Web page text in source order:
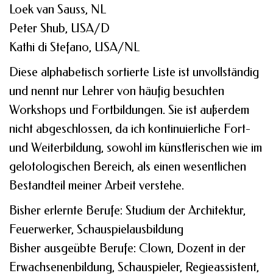
Loek van Sauss, NL
Peter Shub, USA/D
Kathi di Stefano, USA/NL
Diese alphabetisch sortierte Liste ist unvollständig
und nennt nur Lehrer von häufig besuchten
Workshops und Fortbildungen. Sie ist außerdem
nicht abgeschlossen, da ich kontinuierliche Fort-
und Weiterbildung, sowohl im künstlerischen wie im
gelotologischen Bereich, als einen wesentlichen
Bestandteil meiner Arbeit verstehe.
Bisher erlernte Berufe: Studium der Architektur,
Feuerwerker, Schauspielausbildung
Bisher ausgeübte Berufe: Clown, Dozent in der
Erwachsenenbildung, Schauspieler, Regieassistent,